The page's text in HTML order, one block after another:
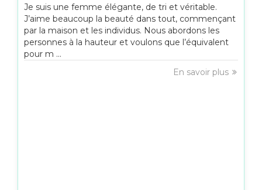
Je suis une femme élégante, de tri et véritable.
J’aime beaucoup la beauté dans tout, commençant
par la maison et les individus. Nous abordons les
personnes à la hauteur et voulons que l’équivalent
pour m ...
En savoir plus